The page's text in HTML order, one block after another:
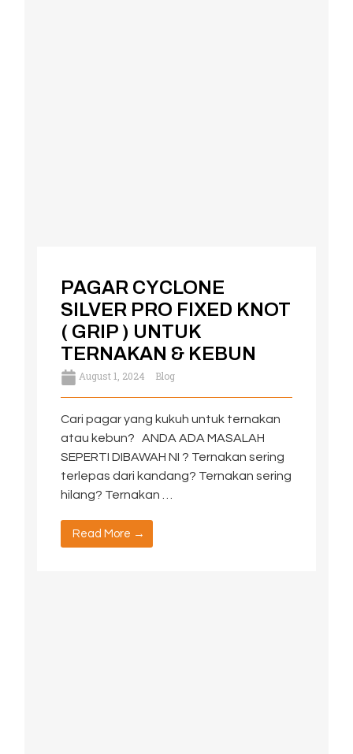
PAGAR CYCLONE
SILVER PRO FIXED KNOT
( GRIP ) UNTUK
TERNAKAN & KEBUN
August 1, 2024 Blog
Cari pagar yang kukuh untuk ternakan
atau kebun? ANDA ADA MASALAH
SEPERTI DIBAWAH NI ? Ternakan sering
terlepas dari kandang? Ternakan sering
hilang? Ternakan …
Read More →